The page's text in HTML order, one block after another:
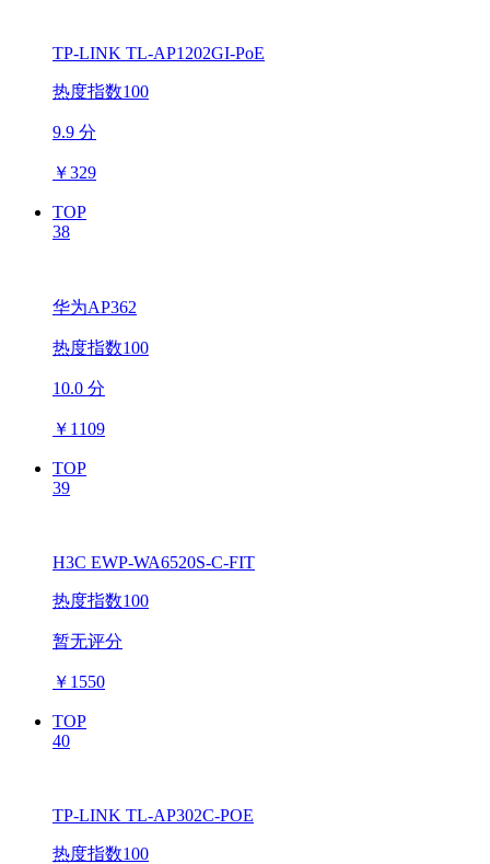
TP-LINK TL-AP1202GI-PoE
热度指数100
9.9 分
￥329
TOP
38
华为AP362
热度指数100
10.0 分
￥ 1109
TOP
39
H3C EWP-WA6520S-C-FIT
热度指数100
暂无评分
￥ 1550
TOP
40
TP-LINK TL-AP302C-POE
热度指数100